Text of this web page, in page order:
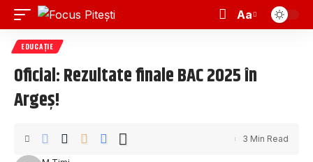
Aa
EDUCAȚIE
Oficial: Rezultate finale BAC 2025 în
Argeș!
3 Min Read